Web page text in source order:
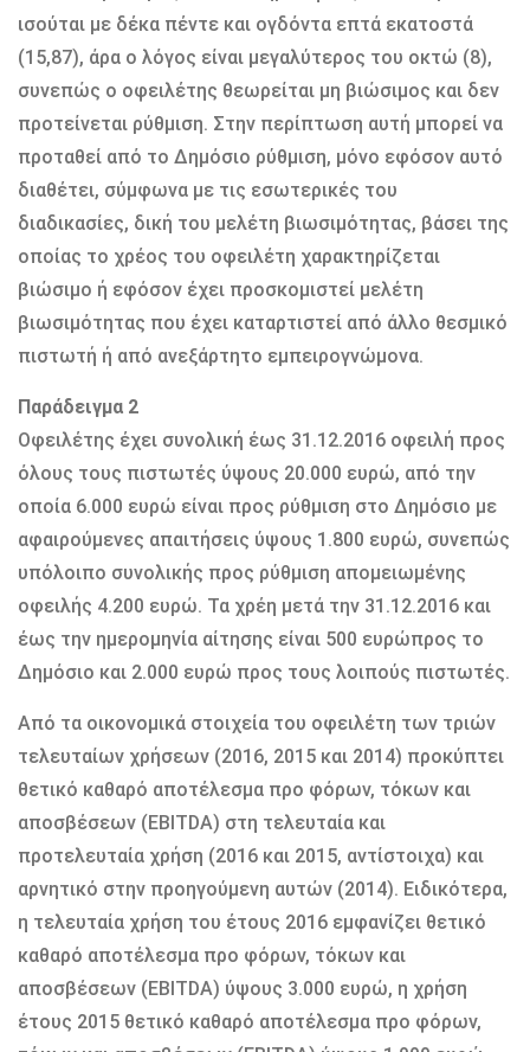
ισούται με δέκα πέντε και ογδόντα επτά εκατοστά
(15,87), άρα ο λόγος είναι μεγαλύτερος του οκτώ (8),
συνεπώς ο οφειλέτης θεωρείται μη βιώσιμος και δεν
προτείνεται ρύθμιση. Στην περίπτωση αυτή μπορεί να
προταθεί από το Δημόσιο ρύθμιση, μόνο εφόσον αυτό
διαθέτει, σύμφωνα με τις εσωτερικές του
διαδικασίες, δική του μελέτη βιωσιμότητας, βάσει της
οποίας το χρέος του οφειλέτη χαρακτηρίζεται
βιώσιμο ή εφόσον έχει προσκομιστεί μελέτη
βιωσιμότητας που έχει καταρτιστεί από άλλο θεσμικό
πιστωτή ή από ανεξάρτητο εμπειρογνώμονα.
Παράδειγμα 2
Οφειλέτης έχει συνολική έως 31.12.2016 οφειλή προς
όλους τους πιστωτές ύψους 20.000 ευρώ, από την
οποία 6.000 ευρώ είναι προς ρύθμιση στο Δημόσιο με
αφαιρούμενες απαιτήσεις ύψους 1.800 ευρώ, συνεπώς
υπόλοιπο συνολικής προς ρύθμιση απομειωμένης
οφειλής 4.200 ευρώ. Τα χρέη μετά την 31.12.2016 και
έως την ημερομηνία αίτησης είναι 500 ευρώπρος το
Δημόσιο και 2.000 ευρώ προς τους λοιπούς πιστωτές.
Από τα οικονομικά στοιχεία του οφειλέτη των τριών
τελευταίων χρήσεων (2016, 2015 και 2014) προκύπτει
θετικό καθαρό αποτέλεσμα προ φόρων, τόκων και
αποσβέσεων (EBITDA) στη τελευταία και
προτελευταία χρήση (2016 και 2015, αντίστοιχα) και
αρνητικό στην προηγούμενη αυτών (2014). Ειδικότερα,
η τελευταία χρήση του έτους 2016 εμφανίζει θετικό
καθαρό αποτέλεσμα προ φόρων, τόκων και
αποσβέσεων (EBITDA) ύψους 3.000 ευρώ, η χρήση
έτους 2015 θετικό καθαρό αποτέλεσμα προ φόρων,